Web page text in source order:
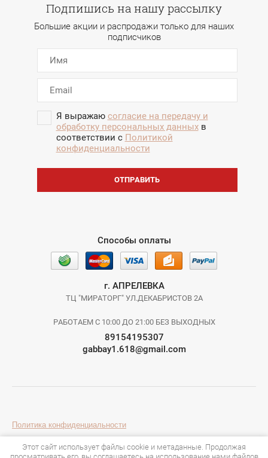
Этот сайт использует файлы cookie и метаданные. Продолжая
Подпишись на нашу рассылку
Большие акции и распродажи только для наших
подписчиков
Я выражаю согласие на передачу и
обработку персональных данныхв
соответствии с Политикой
конфиденциальности
ОТПРАВИТЬ
Способы оплаты
г. АПРЕЛЕВКА
ТЦ "МИРАТОРГ" УЛ.ДЕКАБРИСТОВ 2А
РАБОТАЕМ С 10:00 ДО 21:00 БЕЗ ВЫХОДНЫХ
89154195307
gabbay1.618@gmail.com
Политика конфиденциальности